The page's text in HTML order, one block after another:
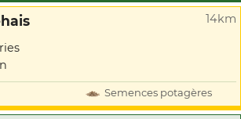
14km
Semences potagères